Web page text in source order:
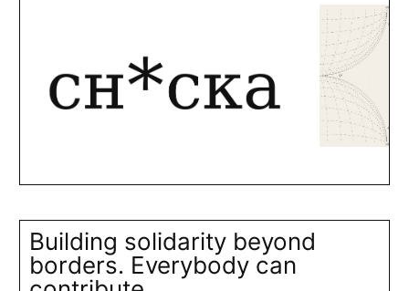
Building solidarity beyond
borders. Everybody can